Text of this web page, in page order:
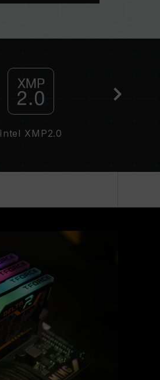
합이 아닌 정상적인 작
나 CPU는 표기된 주파
및 하드웨어 사양에 의해
스템 안정성에 영향을 미
든 시스템에서 도달하지
는지 반드시 확인하십시
트됩니다. 프로세서나
으시길 바랍니다.
Intel XMP2.0